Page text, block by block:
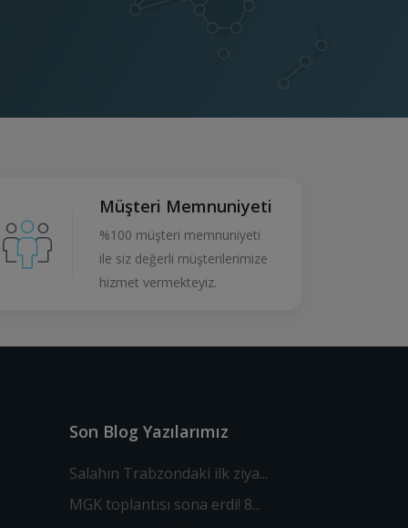
Müşteri Memnuniyeti
%100 müşteri memnuniyeti
ile siz değerli müşterilerimize
hizmet vermekteyiz.
Son Blog Yazılarımız
Salahın Trabzondaki ilk ziya...
MGK toplantısı sona erdi! 8...